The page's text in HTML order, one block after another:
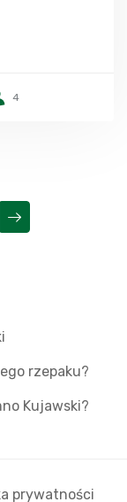
4
rzepaku?
Kujawski?
prywatności